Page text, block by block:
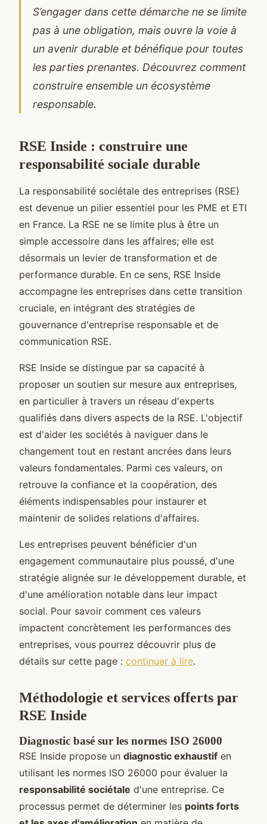
S’engager dans cette démarche ne se limite
pas à une obligation, mais ouvre la voie à
un avenir durable et bénéfique pour toutes
les parties prenantes. Découvrez comment
construire ensemble un écosystème
responsable.
RSE Inside : construire une
responsabilité sociale durable
La responsabilité sociétale des entreprises (RSE)
est devenue un pilier essentiel pour les PME et ETI
en France. La RSE ne se limite plus à être un
simple accessoire dans les affaires; elle est
désormais un levier de transformation et de
performance durable. En ce sens, RSE Inside
accompagne les entreprises dans cette transition
cruciale, en intégrant des stratégies de
gouvernance d'entreprise responsable et de
communication RSE.
RSE Inside se distingue par sa capacité à
proposer un soutien sur mesure aux entreprises,
en particulier à travers un réseau d'experts
qualifiés dans divers aspects de la RSE. L'objectif
est d'aider les sociétés à naviguer dans le
changement tout en restant ancrées dans leurs
valeurs fondamentales. Parmi ces valeurs, on
retrouve la confiance et la coopération, des
éléments indispensables pour instaurer et
maintenir de solides relations d'affaires.
Les entreprises peuvent bénéficier d'un
engagement communautaire plus poussé, d'une
stratégie alignée sur le développement durable, et
d'une amélioration notable dans leur impact
social. Pour savoir comment ces valeurs
impactent concrètement les performances des
entreprises, vous pourrez découvrir plus de
détails sur cette page : continuer à lire.
Méthodologie et services offerts par
RSE Inside
Diagnostic basé sur les normes ISO 26000
RSE Inside propose un diagnostic exhaustif en
utilisant les normes ISO 26000 pour évaluer la
responsabilité sociétale d'une entreprise. Ce
processus permet de déterminer les points forts